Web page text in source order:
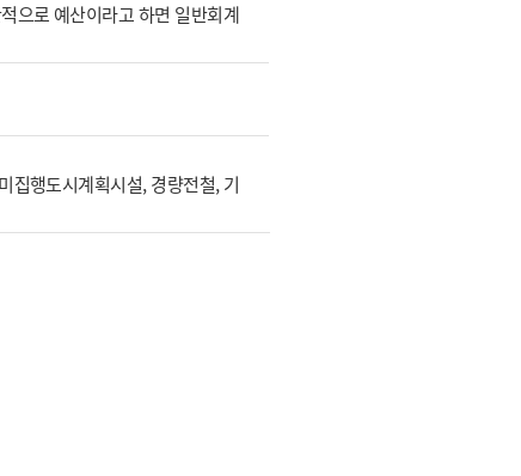
으로 예산이라고 하면 일반회계
집행도시계획시설, 경량전철, 기